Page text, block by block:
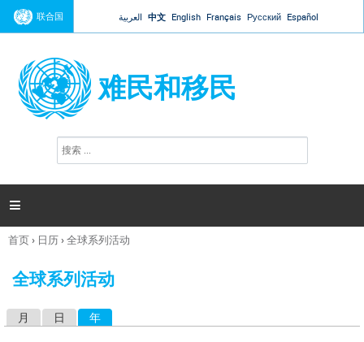
Jump to navigation
联合国 العربية 中文 English Français Русский Español
难民和移民
搜
索

你
这
首页› 日历›全球系列活动
全球系列活动
月 日 年